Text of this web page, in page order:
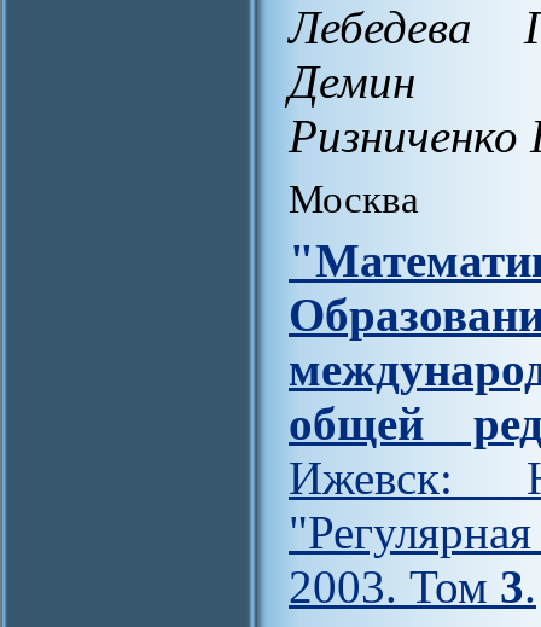
Лебедева
Демин
Москва
общей
Ижевск:
2003. Том 3.